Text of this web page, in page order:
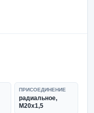
ПРИСОЕДИНЕНИЕ
радиальное,
M20x1,5